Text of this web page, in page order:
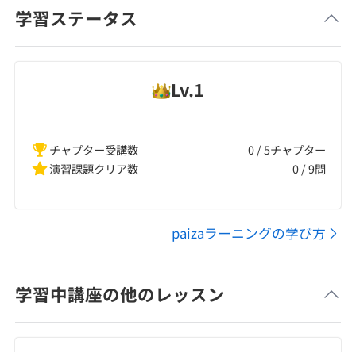
学習ステータス
Lv.1
チャプター受講数
0 / 5チャプター
演習課題クリア数
0/9問
paizaラーニングの学び方
学習中講座の他のレッスン